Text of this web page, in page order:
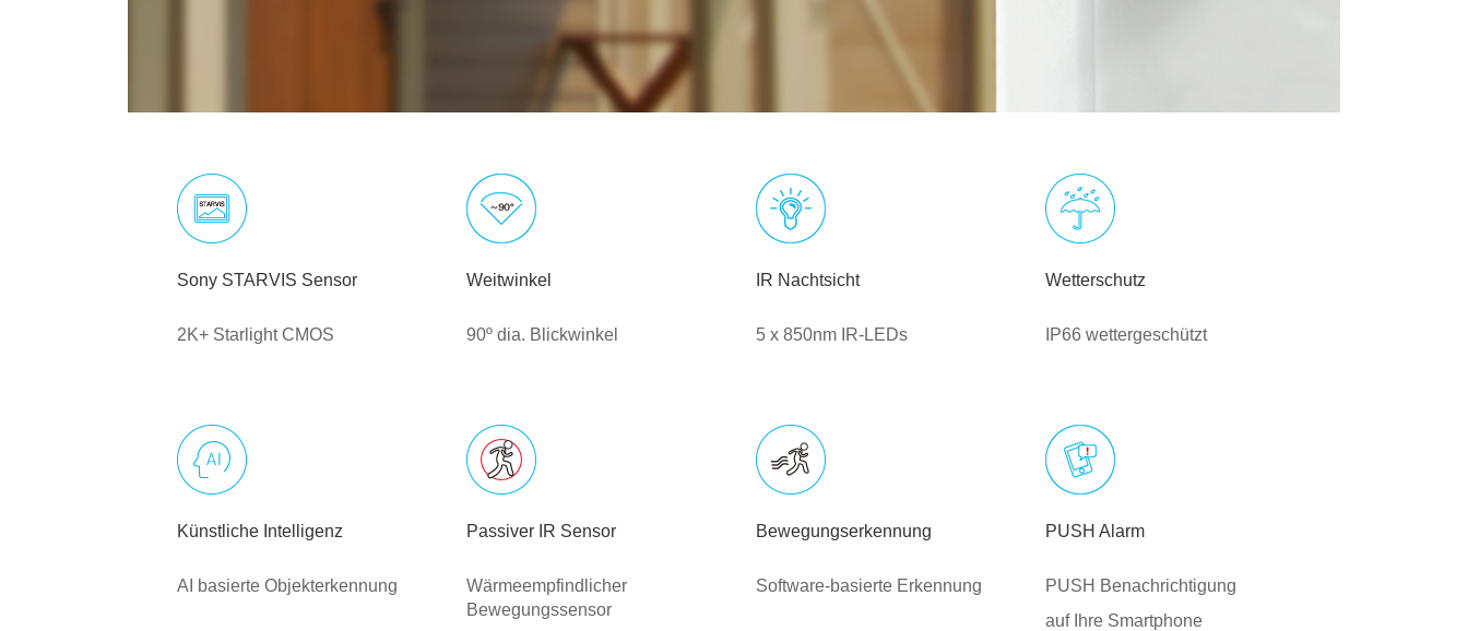
Sony STARVIS Sensor
2K+ Starlight CMOS
Weitwinkel
90º dia. Blickwinkel
IR Nachtsicht
5 x 850nm IR-LEDs
Wetterschutz
IP66 wettergeschützt
Künstliche Intelligenz
AI basierte Objekterkennung
Passiver IR Sensor
Wärmeempfindlicher
Bewegungssensor
Bewegungserkennung
Software-basierte Erkennung
PUSH Alarm
PUSH Benachrichtigung
auf Ihre Smartphone